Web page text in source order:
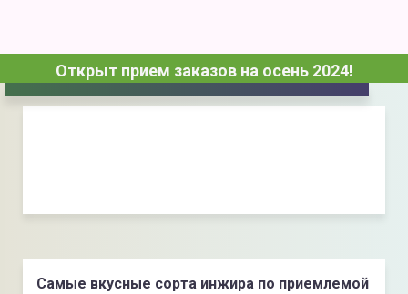
Открыт прием заказов на осень 2024!
Самые вкусные сорта инжира по приемлемой